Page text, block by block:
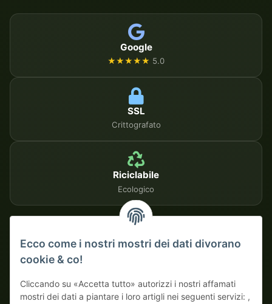
Google
★★★★★ 5.0
SSL
Crittografato
Riciclabile
Ecologico
Su fattura
Ecco come i nostri mostri dei dati divorano
cookie & co!
Cliccando su «Accetta tutto» autorizzi i nostri affamati
mostri dei dati a piantare i loro artigli nei seguenti servizi: ,